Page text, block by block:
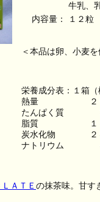
牛乳、
内容量：
１２粒
＜本品は卵、小麦
栄養成分表：１箱
熱量　　　　　　
たんぱく質　　　　
脂質　　　　　　１
炭水化物　　　　２
ナトリウム　　　　
ＡＴＥ の抹茶味。甘す